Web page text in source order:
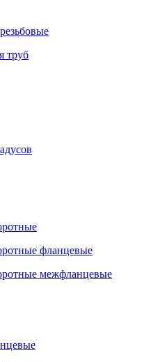
труб
фланцевые
межфланцевые